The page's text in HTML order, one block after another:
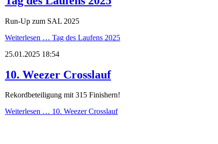
Run-Up zum SAL 2025
Weiterlesen … Tag des Laufens 2025
25.01.2025 18:54
10. Weezer Crosslauf
Rekordbeteiligung mit 315 Finishern!
Weiterlesen … 10. Weezer Crosslauf